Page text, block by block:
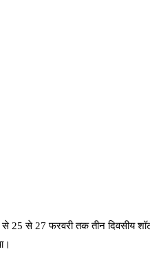
25 से 27 फरवरी तक तीन दिवसीय